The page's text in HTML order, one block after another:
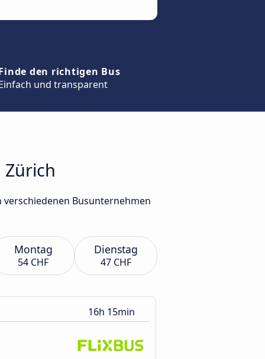
den richtigen Bus
und transparent
Zürich
Busunternehmen
Montag
54 CHF
Dienstag
47 CHF
16h 15min